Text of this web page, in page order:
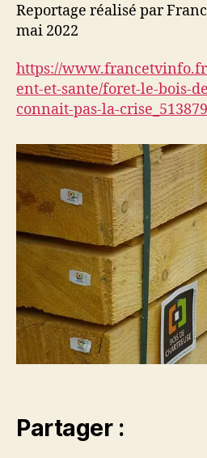
Reportage réalisé par
mai 2022
https://
ent-et-sante/foret-le-bois-
connait-pas-la-
Partager :